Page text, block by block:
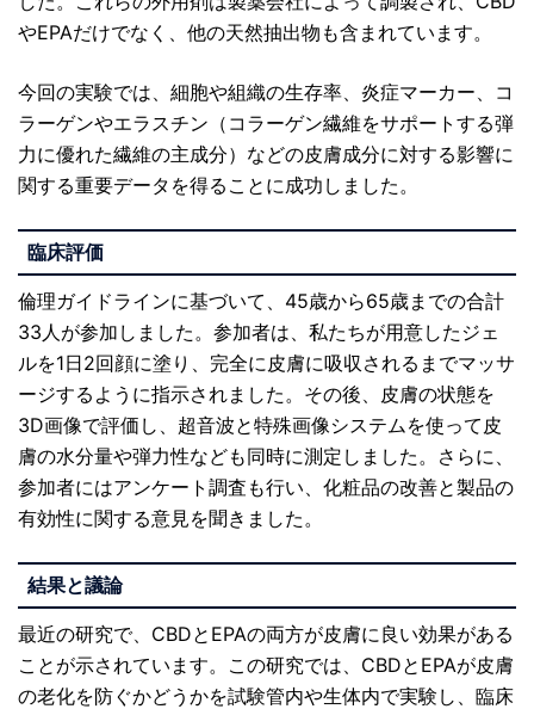
やEPAだけでなく、他の天然抽出物も含まれています。
今回の実験では、細胞や組織の生存率、炎症マーカー、コ
ラーゲンやエラスチン（コラーゲン繊維をサポートする弾
力に優れた繊維の主成分）などの皮膚成分に対する影響に
関する重要データを得ることに成功しました。
臨床評価
倫理ガイドラインに基づいて、45歳から65歳までの合計
33人が参加しました。参加者は、私たちが用意したジェ
ルを1日2回顔に塗り、完全に皮膚に吸収されるまでマッサ
ージするように指示されました。その後、皮膚の状態を
3D画像で評価し、超音波と特殊画像システムを使って皮
膚の水分量や弾力性なども同時に測定しました。さらに、
参加者にはアンケート調査も行い、化粧品の改善と製品の
有効性に関する意見を聞きました。
結果と議論
最近の研究で、CBDとEPAの両方が皮膚に良い効果がある
ことが示されています。この研究では、CBDとEPAが皮膚
の老化を防ぐかどうかを試験管内や生体内で実験し、臨床